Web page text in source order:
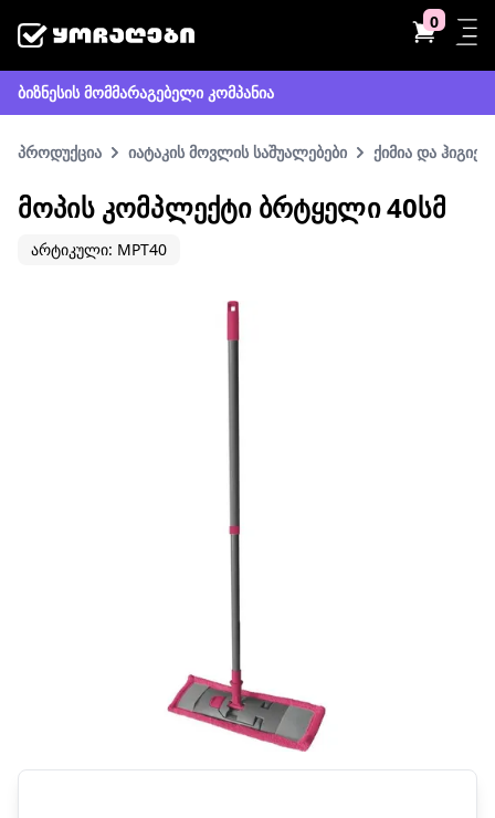
0
ბიზნესის მომმარაგებელი კომპანია
პროდუქცია იატაკის მოვლის საშუალებები ქიმია და ჰიგიენა
ᲛᲝᲞᲘᲡ ᲙᲝᲛᲞᲚᲔᲥᲢᲘ ᲑᲠᲢᲧᲔᲚᲘ 40ᲡᲛ
არტიკული: MPT40